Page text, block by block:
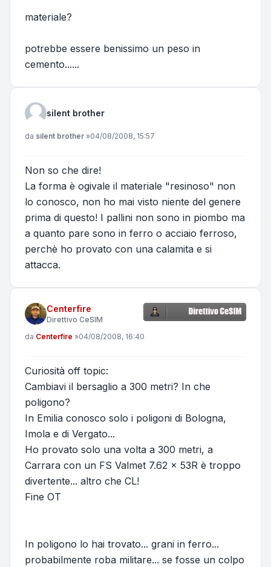
materiale?
potrebbe essere benissimo un peso in
cemento......
silent brother
Messaggio
da silent brother »04/08/2008, 15:57
Non so che dire!
La forma è ogivale il materiale "resinoso" non
lo conosco, non ho mai visto niente del genere
prima di questo! I pallini non sono in piombo ma
a quanto pare sono in ferro o acciaio ferroso,
perchè ho provato con una calamita e si
attacca.
Centerfire
Direttivo CeSIM
Messaggio
da Centerfire »04/08/2008, 16:40
Curiosità off topic:
Cambiavi il bersaglio a 300 metri? In che
poligono?
In Emilia conosco solo i poligoni di Bologna,
Imola e di Vergato...
Ho provato solo una volta a 300 metri, a
Carrara con un FS Valmet 7.62 x 53R è troppo
divertente... altro che CL!
Fine OT
In poligono lo hai trovato... grani in ferro...
probabilmente roba militare... se fosse un colpo